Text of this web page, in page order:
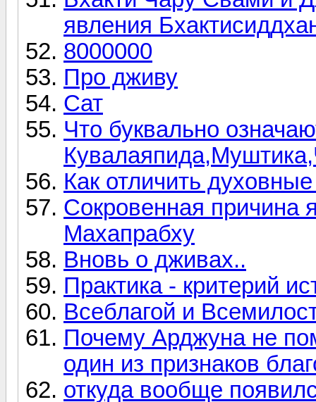
явления
8000000
Про дживу
Сат
Что буквально
Как отличить
Сокровенная причина
Махапрабху
Вновь о дживах..
Практика - критерий
Всеблагой и
Почему Арджуна не
один из признаков
откуда вообще